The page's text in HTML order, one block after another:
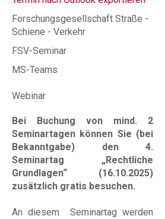
Forschungsgesellschaft Straße -
Schiene - Verkehr
FSV-Seminar
MS-Teams
Webinar
Bei Buchung von mind. 2
Seminartagen können Sie (bei
Bekanntgabe) den 4.
Seminartag „Rechtliche
Grundlagen“ (16.10.2025)
zusätzlich gratis besuchen.
An diesem Seminartag werden